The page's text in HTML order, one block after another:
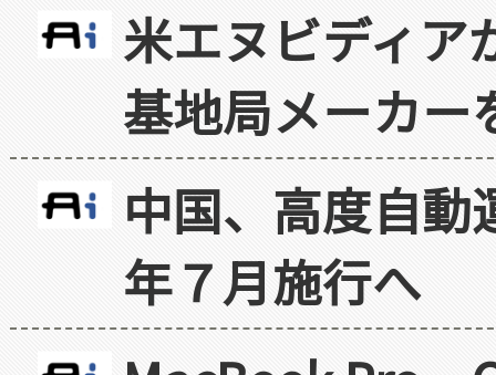
米エヌビディア
基地局メーカー
中国、高度自
年７月施行へ